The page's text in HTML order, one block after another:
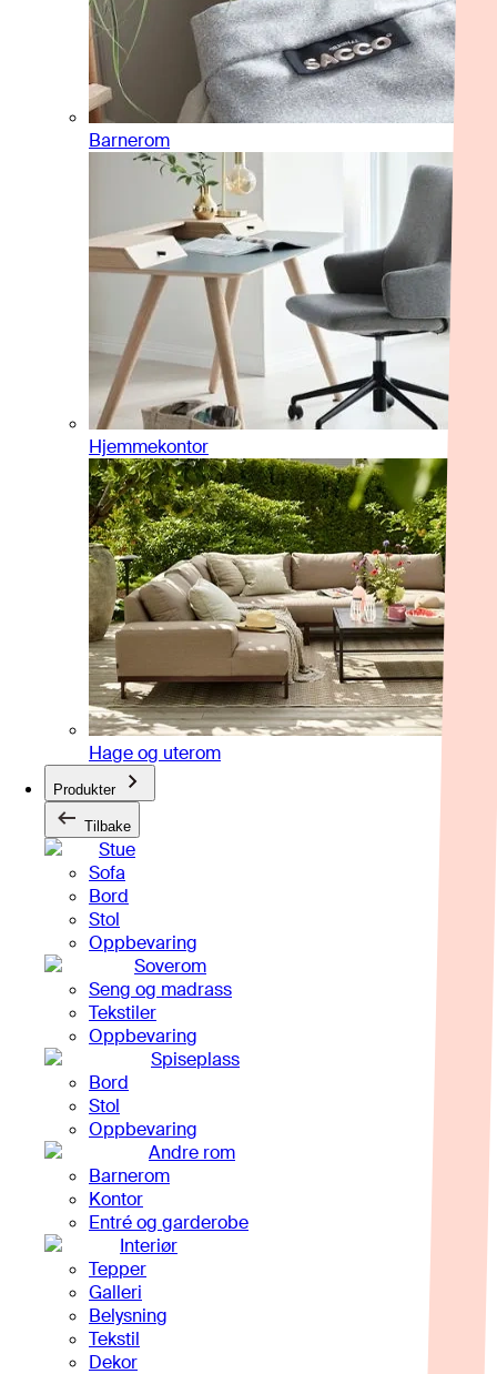
Barnerom
Hjemmekontor
Hage og uterom
Produkter
Tilbake
Stue
Sofa
Bord
Stol
Oppbevaring
Soverom
Seng og madrass
Tekstiler
Oppbevaring
Spiseplass
Bord
Stol
Oppbevaring
Andre rom
Barnerom
Kontor
Entré og garderobe
Interiør
Tepper
Galleri
Belysning
Tekstil
Dekor